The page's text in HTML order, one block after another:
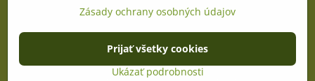
©2026Copyright
Predvoľby súkromiaZásady ochrany osobných údajov
Stav objednávky
Zásady ochrany osobných údajov
Ukázať podrobnosti
Prijať všetky cookies